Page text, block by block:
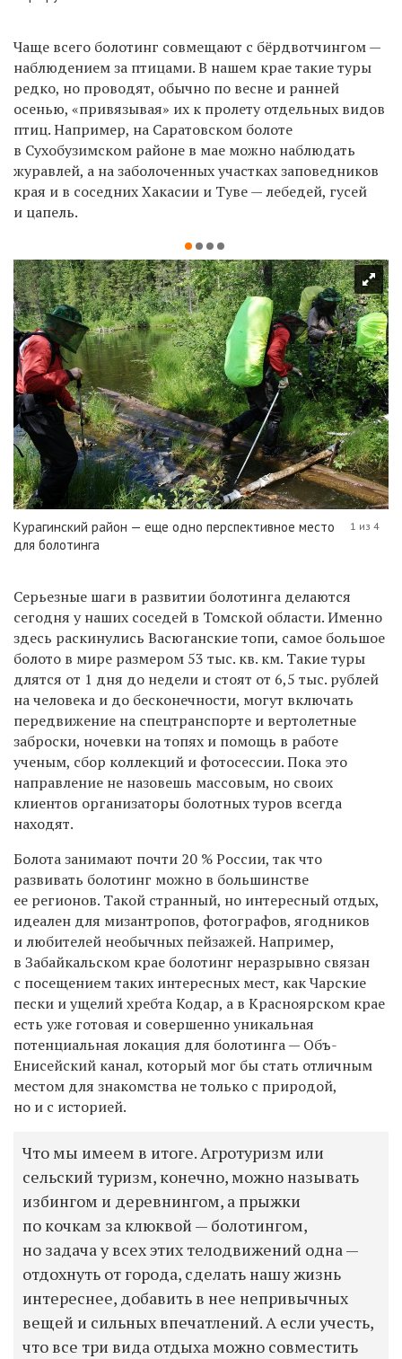
Чаще всего болотинг совмещают с бёрдвотчингом —
наблюдением за птицами. В нашем крае такие туры
редко, но проводят, обычно по весне и ранней
осенью, «привязывая» их к пролету отдельных видов
птиц. Например, на Саратовском болоте
в Сухобузимском районе в мае можно наблюдать
журавлей, а на заболоченных участках заповедников
края и в соседних Хакасии и Туве — лебедей, гусей
и цапель.
Курагинский район — еще одно перспективное место
для болотинга
1 из 4
Серьезные шаги в развитии болотинга делаются
сегодня у наших соседей в Томской области. Именно
здесь раскинулись Васюганские топи, самое большое
болото в мире размером 53 тыс. кв. км. Такие туры
длятся от 1 дня до недели и стоят от 6,5 тыс. рублей
на человека и до бесконечности, могут включать
передвижение на спецтранспорте и вертолетные
заброски, ночевки на топях и помощь в работе
ученым, сбор коллекций и фотосессии. Пока это
направление не назовешь массовым, но своих
клиентов организаторы болотных туров всегда
находят.
Болота занимают почти 20 % России, так что
развивать болотинг можно в большинстве
ее регионов. Такой странный, но интересный отдых,
идеален для мизантропов, фотографов, ягодников
и любителей необычных пейзажей. Например,
в Забайкальском крае болотинг неразрывно связан
с посещением таких интересных мест, как Чарские
пески и ущелий хребта Кодар, а в Красноярском крае
есть уже готовая и совершенно уникальная
потенциальная локация для болотинга — Объ-
Енисейский канал, который мог бы стать отличным
местом для знакомства не только с природой,
но и с историей.
Что мы имеем в итоге. Агротуризм или
сельский туризм, конечно, можно называть
избингом и деревнингом, а прыжки
по кочкам за клюквой — болотингом,
но задача у всех этих телодвижений одна —
отдохнуть от города, сделать нашу жизнь
интереснее, добавить в нее непривычных
вещей и сильных впечатлений. А если учесть,
что все три вида отдыха можно совместить